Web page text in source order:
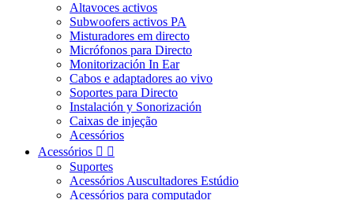
Altavoces activos
Subwoofers activos PA
Misturadores em directo
Micrófonos para Directo
Monitorización In Ear
Cabos e adaptadores ao vivo
Soportes para Directo
Instalación y Sonorización
Caixas de injeção
Acessórios
Acessórios  
Suportes
Acessórios Auscultadores Estúdio
Acessórios para computador